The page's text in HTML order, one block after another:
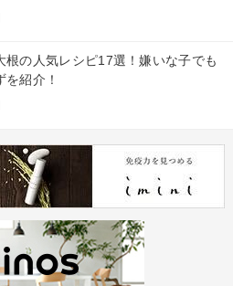
根の人気レシピ17選！嫌いな子でも
紹介！